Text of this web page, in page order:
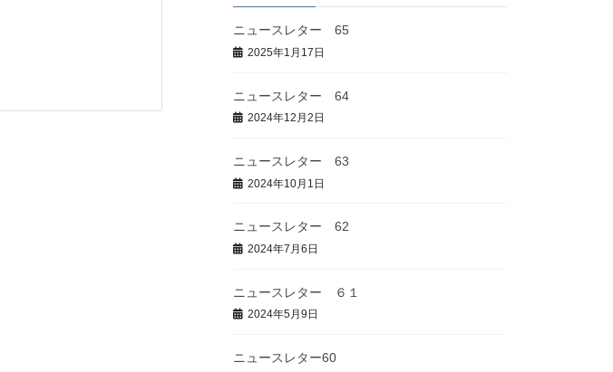
ニュースレター 65
2025年1月17日
ニュースレター 64
2024年12月2日
ニュースレター 63
2024年10月1日
ニュースレター 62
2024年7月6日
ニュースレター ６１
2024年5月9日
ニュースレター60